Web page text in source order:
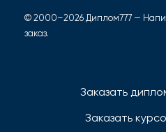
© 2000–2026 Диплом777 —
заказ.
Заказать
Заказать